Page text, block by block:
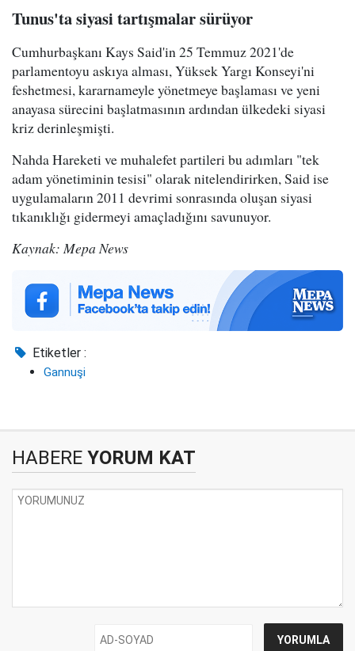
Tunus'ta siyasi tartışmalar sürüyor
Cumhurbaşkanı Kays Said'in 25 Temmuz 2021'de
parlamentoyu askıya alması, Yüksek Yargı Konseyi'ni
feshetmesi, kararnameyle yönetmeye başlaması ve yeni
anayasa sürecini başlatmasının ardından ülkedeki siyasi
kriz derinleşmişti.
Nahda Hareketi ve muhalefet partileri bu adımları "tek
adam yönetiminin tesisi" olarak nitelendirirken, Said ise
uygulamaların 2011 devrimi sonrasında oluşan siyasi
tıkanıklığı gidermeyi amaçladığını savunuyor.
Kaynak: Mepa News
Etiketler :
Gannuşi
HABERE YORUM KAT